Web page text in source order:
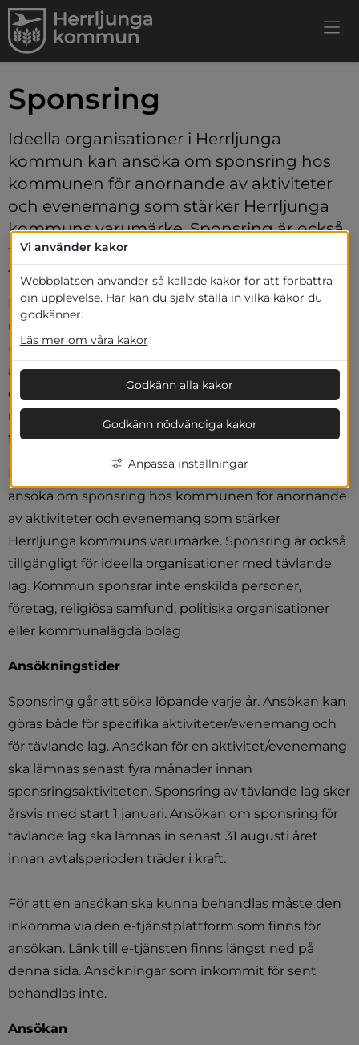
Sponsring
Ideella organisationer i Herrljunga
kommun kan ansöka om sponsring hos
kommunen för anornande av aktiviteter
och evenemang som stärker Herrljunga
kommuns varumärke. Sponsring är också
tillgängligt för ideella organisationer med
tävlande lag.
Med sponsring avses ett avtal till ömsesidig nytta
mellan två eller flera parter, där den ena parten
(sponsorn) förbinder sig att lämna ersättning i form
av ekonomiska medel, varor och/eller tjänster och
den andra parten (sponsormottagaren) som
motprestation tillhandahåller exponering av
företagsnamn och varumärke.
Ideella organisationer i Herrljunga kommun kan
ansöka om sponsring hos kommunen för anornande
av aktiviteter och evenemang som stärker
Herrljunga kommuns varumärke. Sponsring är också
tillgängligt för ideella organisationer med tävlande
lag. Kommun sponsrar inte enskilda personer,
företag, religiösa samfund, politiska organisationer
eller kommunalägda bolag
Ansökningstider
Sponsring går att söka löpande varje år. Ansökan kan
göras både för specifika aktiviteter/evenemang och
för tävlande lag. Ansökan för en aktivitet/evenemang
ska lämnas senast fyra månader innan
sponsringsaktiviteten. Sponsring av tävlande lag sker
årsvis med start 1 januari. Ansökan om sponsring för
tävlande lag ska lämnas in senast 31 augusti året
innan avtalsperioden träder i kraft.
För att en ansökan ska kunna behandlas måste den
inkomma via den e-tjänstplattform som finns för
ansökan. Länk till e-tjänsten finns längst ned på
denna sida. Ansökningar som inkommit för sent
behandlas inte.
Ansökan
Vi använder kakor
Webbplatsen använder så kallade kakor för att förbättra
din upplevelse. Här kan du själv ställa in vilka kakor du
godkänner.
Läs mer om våra kakor
Godkänn alla kakor
Godkänn nödvändiga kakor
Anpassa inställningar